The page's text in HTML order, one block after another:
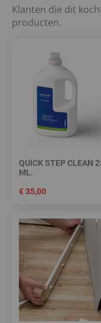
Klanten die dit
producten.
QUICK STEP CLEAN
ML.
€35,00